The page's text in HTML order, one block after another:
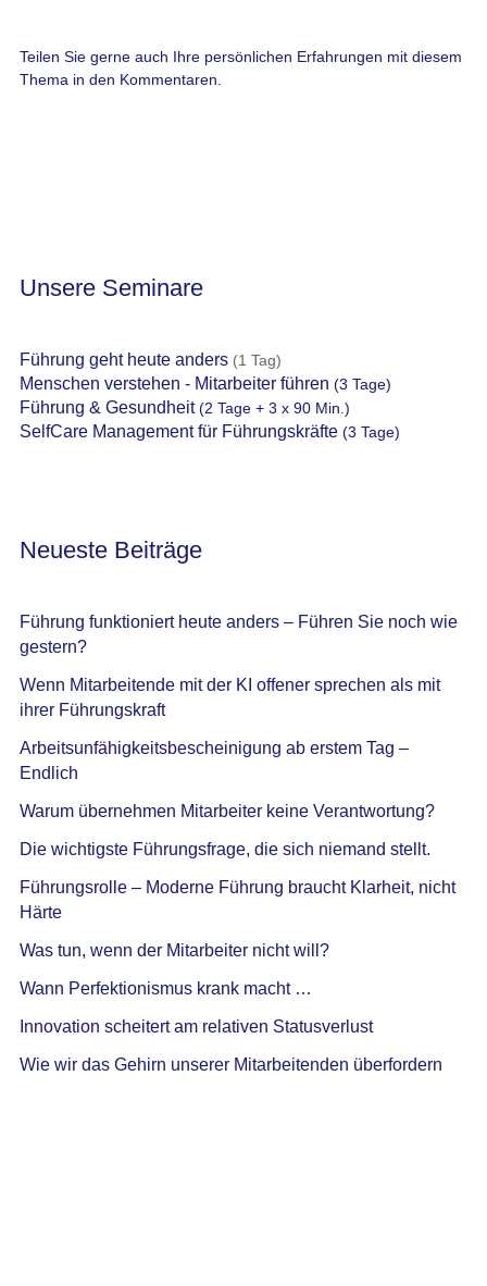
Teilen Sie gerne auch Ihre persönlichen Erfahrungen mit diesem
Thema in den Kommentaren.
Unsere Seminare
Führung geht heute anders(1 Tag)
Menschen verstehen - Mitarbeiter führen (3 Tage)
Führung & Gesundheit(2 Tage + 3 x 90 Min.)
SelfCare Management für Führungskräfte(3 Tage)
Neueste Beiträge
Führung funktioniert heute anders – Führen Sie noch wie
gestern?
Wenn Mitarbeitende mit der KI offener sprechen als mit
ihrer Führungskraft
Arbeitsunfähigkeitsbescheinigung ab erstem Tag –
Endlich
Warum übernehmen Mitarbeiter keine Verantwortung?
Die wichtigste Führungsfrage, die sich niemand stellt.
Führungsrolle – Moderne Führung braucht Klarheit, nicht
Härte
Was tun, wenn der Mitarbeiter nicht will?
Wann Perfektionismus krank macht …
Innovation scheitert am relativen Statusverlust
Wie wir das Gehirn unserer Mitarbeitenden überfordern